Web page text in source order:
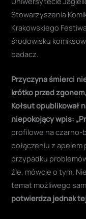
Stowarzyszenia
Krakowskiego
środowisku
badacz.
Przyczyna śmierci
krótko przed
Kołsut opublikował
niepokojący wpis:
profilowe na czarno-
połączeniu z
przypadku
źle, mówcie o tym.
temat możliwego
potwierdza jednak